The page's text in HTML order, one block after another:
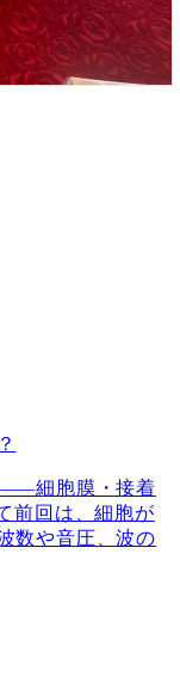
――細胞膜・接着
前回は、細胞が
数や音圧、波の